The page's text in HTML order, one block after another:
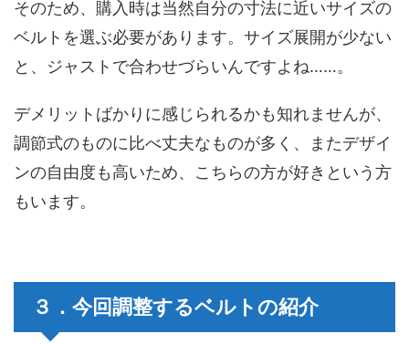
そのため、購入時は当然自分の寸法に近いサイズの
ベルトを選ぶ必要があります。サイズ展開が少ない
と、ジャストで合わせづらいんですよね……。
デメリットばかりに感じられるかも知れませんが、
調節式のものに比べ丈夫なものが多く、またデザイ
ンの自由度も高いため、こちらの方が好きという方
もいます。
３．今回調整するベルトの紹介